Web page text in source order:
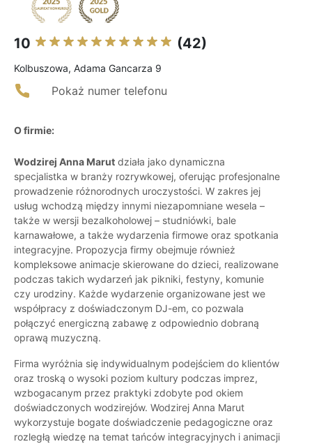
10 (42)
Kolbuszowa, Adama Gancarza 9
Pokaż numer telefonu
O firmie:
Wodzirej Anna Marut działa jako dynamiczna
specjalistka w branży rozrywkowej, oferując profesjonalne
prowadzenie różnorodnych uroczystości. W zakres jej
usług wchodzą między innymi niezapomniane wesela –
także w wersji bezalkoholowej – studniówki, bale
karnawałowe, a także wydarzenia firmowe oraz spotkania
integracyjne. Propozycja firmy obejmuje również
kompleksowe animacje skierowane do dzieci, realizowane
podczas takich wydarzeń jak pikniki, festyny, komunie
czy urodziny. Każde wydarzenie organizowane jest we
współpracy z doświadczonym DJ-em, co pozwala
połączyć energiczną zabawę z odpowiednio dobraną
oprawą muzyczną.
Firma wyróżnia się indywidualnym podejściem do klientów
oraz troską o wysoki poziom kultury podczas imprez,
wzbogacanym przez praktyki zdobyte pod okiem
doświadczonych wodzirejów. Wodzirej Anna Marut
wykorzystuje bogate doświadczenie pedagogiczne oraz
rozległą wiedzę na temat tańców integracyjnych i animacji